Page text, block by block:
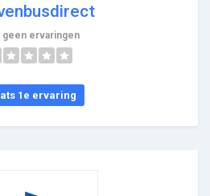
geen ervaringen
1e ervaring